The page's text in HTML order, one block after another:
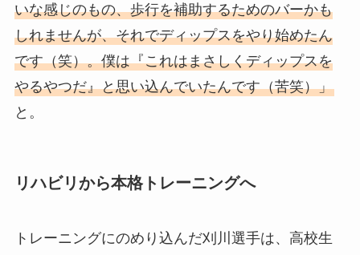
いな感じのもの、歩行を補助するためのバーかも
しれませんが、それでディップスをやり始めたん
です（笑）。僕は『これはまさしくディップスを
やるやつだ』と思い込んでいたんです（苦笑）」
と。
リハビリから本格トレーニングへ
トレーニングにのめり込んだ刈川選手は、高校生